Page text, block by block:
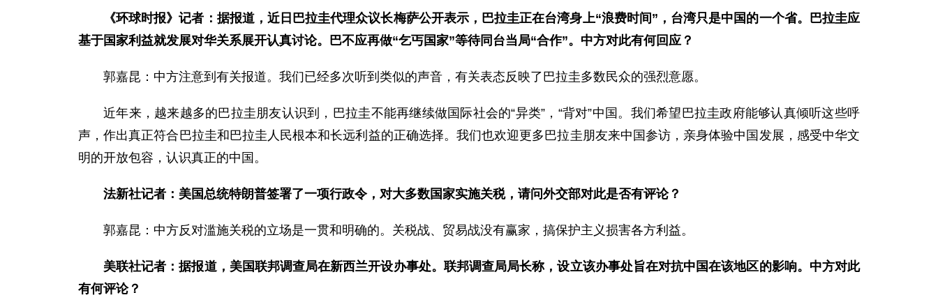
《环球时报》记者：据报道，近日巴拉圭代理众议长梅萨公开表示，巴拉圭正在台湾身上“浪费时间”，台湾只是中国的一个省。巴拉圭应
基于国家利益就发展对华关系展开认真讨论。巴不应再做“乞丐国家”等待同台当局“合作”。中方对此有何回应？
郭嘉昆：中方注意到有关报道。我们已经多次听到类似的声音，有关表态反映了巴拉圭多数民众的强烈意愿。
近年来，越来越多的巴拉圭朋友认识到，巴拉圭不能再继续做国际社会的“异类”，“背对”中国。我们希望巴拉圭政府能够认真倾听这些呼
声，作出真正符合巴拉圭和巴拉圭人民根本和长远利益的正确选择。我们也欢迎更多巴拉圭朋友来中国参访，亲身体验中国发展，感受中华文
明的开放包容，认识真正的中国。
法新社记者：美国总统特朗普签署了一项行政令，对大多数国家实施关税，请问外交部对此是否有评论？
郭嘉昆：中方反对滥施关税的立场是一贯和明确的。关税战、贸易战没有赢家，搞保护主义损害各方利益。
美联社记者：据报道，美国联邦调查局在新西兰开设办事处。联邦调查局局长称，设立该办事处旨在对抗中国在该地区的影响。中方对此
有何评论？